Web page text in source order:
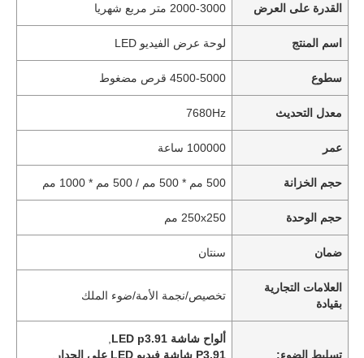
القدرة على العرض 2000-3000 متر مربع شهريا
اسم المنتج لوحة عرض الفيديو LED
سطوع 4500-5000 قرص مضغوط
معدل التحديث 7680Hz
عمر 100000 ساعة
حجم الخزانة 500 مم * 500 مم / 500 مم * 1000 مم
حجم الوحدة 250x250 مم
ضمان سنتان
العلامات التجارية
بقيادة
تخصيص/نجمة الأمة/ضوء الملك
تسليط الضوء:
ألواح شاشة LED p3.91
P3.91 شاشة فيديو LED على الجدار